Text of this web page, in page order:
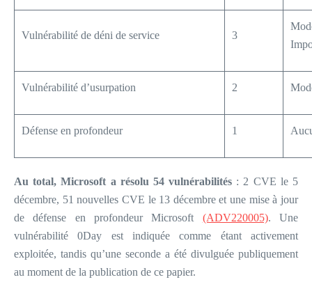
Vulnérabilité de déni de service 3
Vulnérabilité d’usurpation 2
Défense en profondeur 1
Au total, Microsoft a résolu 54 vulnérabilités : 2 CVE le 5
décembre, 51 nouvelles CVE le 13 décembre et une mise à jour
de défense en profondeur Microsoft (ADV220005). Une
vulnérabilité 0Day est indiquée comme étant activement
exploitée, tandis qu’une seconde a été divulguée publiquement
au moment de la publication de ce papier.